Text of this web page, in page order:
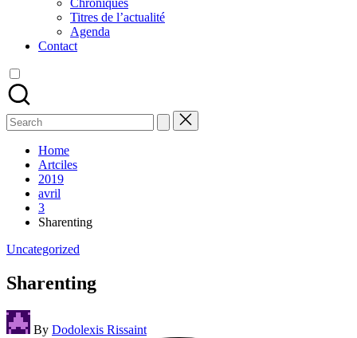
Chroniques
Titres de l’actualité
Agenda
Contact
Search
for:
Home
Artciles
2019
avril
3
Sharenting
Posted
Uncategorized
Sharenting
Posted
by
By Dodolexis Rissaint